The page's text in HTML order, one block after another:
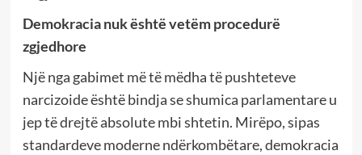
Demokracia nuk është vetëm procedurë
zgjedhore
Një nga gabimet më të mëdha të pushteteve
narcizoide është bindja se shumica parlamentare u
jep të drejtë absolute mbi shtetin. Mirëpo, sipas
standardeve moderne ndërkombëtare, demokracia